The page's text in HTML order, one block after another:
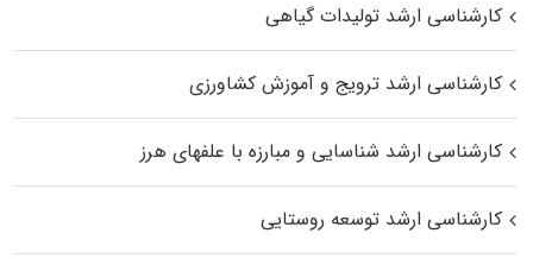
کارشناسی ارشد تولیدات گیاهی
کارشناسی ارشد ترویج و آموزش کشاورزی
کارشناسی ارشد شناسایی و مبارزه با علفهای هرز
کارشناسی ارشد توسعه روستایی